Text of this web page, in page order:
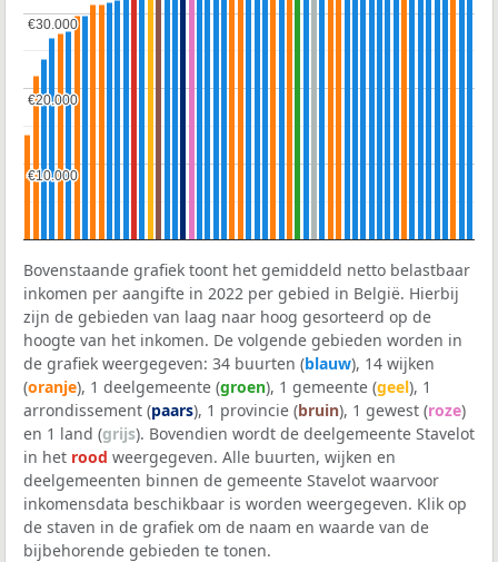
€10.000
€10.000
€20.000
€20.000
€30.000
€30.000
Bovenstaande grafiek toont het gemiddeld netto belastbaar
inkomen per aangifte in 2022 per gebied in België. Hierbij
zijn de gebieden van laag naar hoog gesorteerd op de
hoogte van het inkomen. De volgende gebieden worden in
de grafiek weergegeven: 34 buurten (blauw), 14 wijken
(oranje), 1 deelgemeente (groen), 1 gemeente (geel), 1
arrondissement (paars), 1 provincie (bruin), 1 gewest (roze)
en 1 land (grijs). Bovendien wordt de deelgemeente Stavelot
in het rood weergegeven. Alle buurten, wijken en
deelgemeenten binnen de gemeente Stavelot waarvoor
inkomensdata beschikbaar is worden weergegeven. Klik op
de staven in de grafiek om de naam en waarde van de
bijbehorende gebieden te tonen.